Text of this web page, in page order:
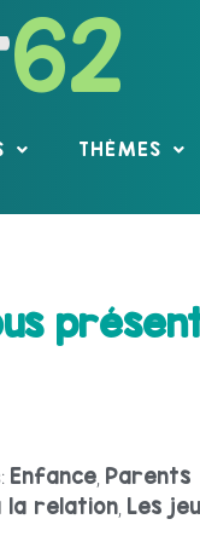
62
THÈMES
Enfance, Parents
la relation, Les